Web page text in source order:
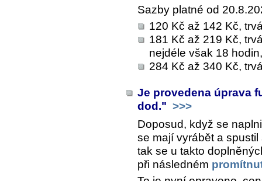
Sazby platné od
120 Kč až 142 Kč,
181 Kč až 219 Kč,
nejdéle však 18 hodin,
284 Kč až 340 Kč,
Je provedena úprava
dod." >>>
Doposud, když se
se mají vyrábět a
tak se u takto
při následném